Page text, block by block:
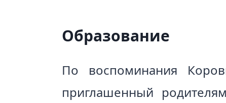
Образование
По воспоминания
приглашенный